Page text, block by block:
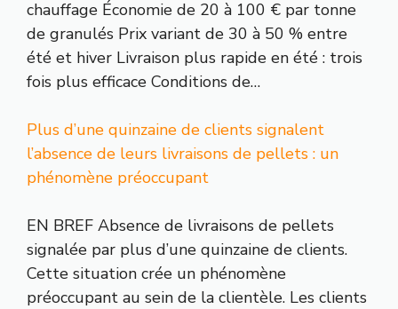
chauffage Économie de 20 à 100 € par tonne
de granulés Prix variant de 30 à 50 % entre
été et hiver Livraison plus rapide en été : trois
fois plus efficace Conditions de…
Plus d’une quinzaine de clients signalent
l’absence de leurs livraisons de pellets : un
phénomène préoccupant
EN BREF Absence de livraisons de pellets
signalée par plus d’une quinzaine de clients.
Cette situation crée un phénomène
préoccupant au sein de la clientèle. Les clients